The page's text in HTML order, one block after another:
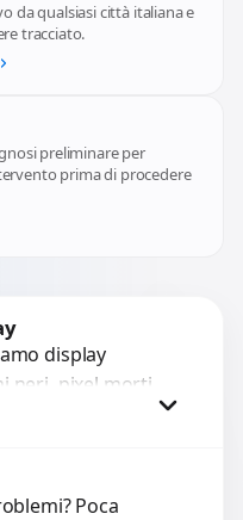
da qualsiasi città italiana e
tracciato.
preliminare per
prima di procedere
display
neri, pixel morti,
incrinato,
Poca